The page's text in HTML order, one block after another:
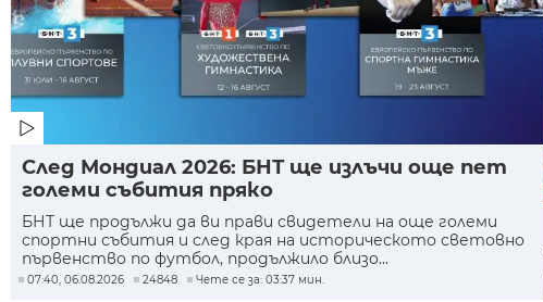
След Мондиал 2026: БНТ ще излъчи още пет
големи събития пряко
БНТ ще продължи да ви прави свидетели на още големи
спортни събития и след края на историческото световно
първенство по футбол, продължило близо...
07:40, 06.08.2026 24848 Чете се за: 03:37 мин.